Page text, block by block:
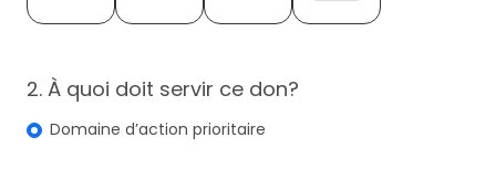
2. À quoi doit servir ce don?
Domaine d’action prioritaire